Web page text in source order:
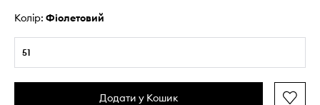
Колір: фіолетовий
51
Додати у Кошик